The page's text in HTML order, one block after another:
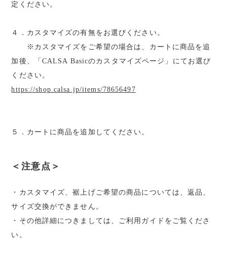
定ください。
４．カスタマイズの有無をお選びください。
※カスタマイズをご希望の場合は、カートに商品を追
加後、「CALSA Basicのカスタマイズページ」にてお選び
ください。
https://shop.calsa.jp/items/78656497
５．カートに商品を追加してください。
＜注意点＞
・カスタマイズ、裾上げご希望の商品については、返品、
サイズ交換ができません。
・その他詳細につきましては、ご利用ガイドをご覧くださ
い。